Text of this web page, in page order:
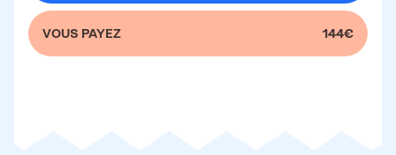
VOUS PAYEZ 144€